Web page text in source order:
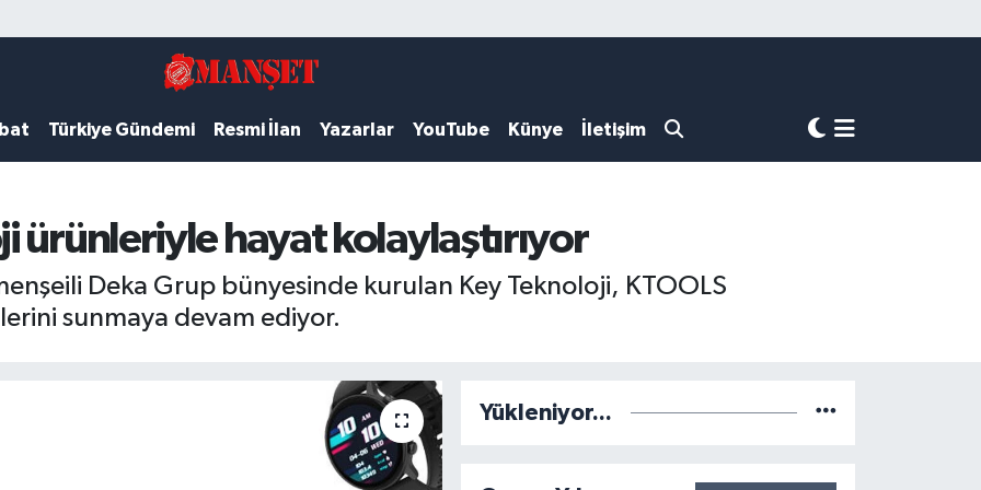
Türkiye Gündemi Resmi İlan Yazarlar YouTube Künye İletişim
ürünleriyle hayat kolaylaştırıyor
Deka Grup bünyesinde kurulan Key Teknoloji, KTOOLS
sunmaya devam ediyor.
Yükleniyor...